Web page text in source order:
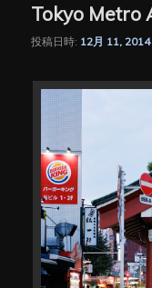
Tokyo Metro
投稿日時: 12月 11, 2014